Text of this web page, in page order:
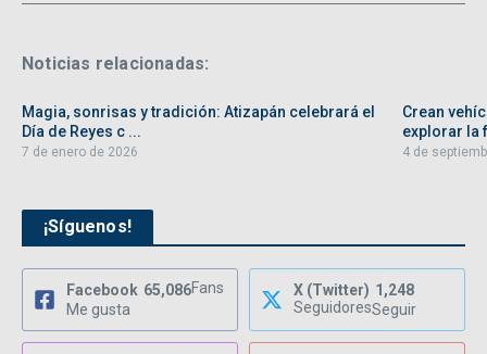
Noticias relacionadas:
Magia, sonrisas y tradición: Atizapán celebrará el
Día de Reyes c ...
7 de enero de 2026
Crean
explorar la
4 de
¡Síguenos!
Facebook 65,086Fans
Me gusta
X (Twitter) 1,248
SeguidoresSeguir